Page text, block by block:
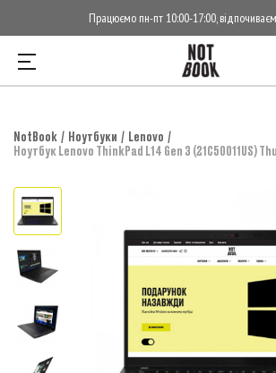
Працюємо пн-пт 10:00-17:00,
NotBook Ноутбуки
Lenovo
Ноутбук Lenovo ThinkPad L14 Gen 3 (21C50011US)